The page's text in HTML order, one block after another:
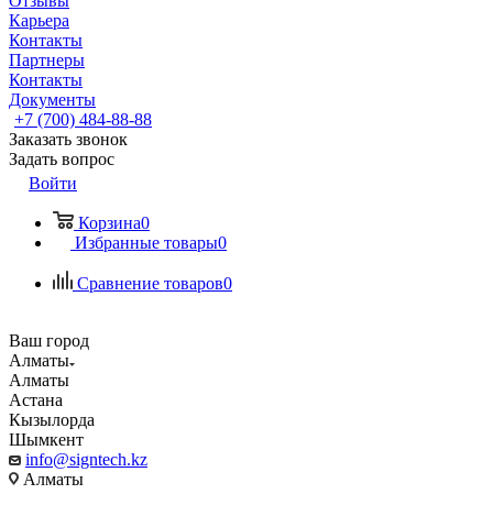
Карьера
Контакты
Партнеры
Контакты
Документы
+7 (700) 484-88-88
Заказать звонок
Задать вопрос
Войти
Корзина0
Избранные товары0
Сравнение товаров0
Ваш город
Алматы
Алматы
Астана
Кызылорда
Шымкент
info@signtech.kz
Алматы